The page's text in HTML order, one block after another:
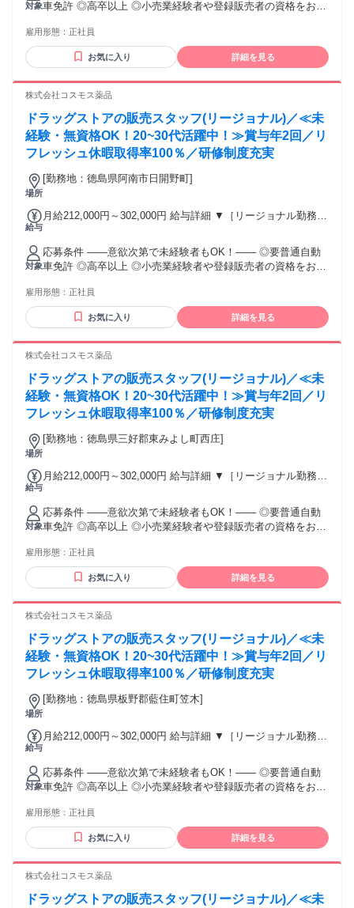
～317,600円 （15ｈ分時間外手当含む。実際の残業時間11
ｈ） ※赴任住宅手当3万円込み（家賃6万円の物件入居の場
344,300円 （29ｈ分時間外手当含む。実際の残業時間16.5ｈ）
※赴任住宅手当3万円込み（家賃6万円の物件入居の場合）
【経験者B】小売業で店長・マネジメント職経験者(登録販売
者)) 309,300円～376,200円 （39ｈ分時間外手当含む。実際の
残業時間22ｈ） ※赴任住宅手当3万円込み（家賃6万円の物件
入居の場合） 勤務形態やエリアによって異なります。 詳細に
ついては【勤務地範囲と給与について】をご確認ください。
対象車免許 ◎高卒以上 ◎小売業経験者や登録販売者の資格をお持
後、資格取得を目指すことも可能。研修や講習会もあり。 ※
同業界からの転職者が増えてきており、入社後活躍に繋がっ
ています。もちろん異業界からの応募や、第二新卒者も含め
雇用形態： 正社員
お気に入り 詳細を見る
株式会社コスモス薬品
ドラッグストアの販売スタッフ(リージョナル)／≪未
経験・無資格OK！20~30代活躍中！≫賞与年2回／リ
フレッシュ休暇取得率100％／研修制度充実
場所
[勤務地：徳島県阿南市日開野町]
給与
月給212,000円～302,000円 給与詳細 ▼［リージョナル勤務］
（残業時間 月2h程度） 247,000円～277,000円 【スキルアッ
プコース】早期キャリアアップを目指したい方向け 271,000円
～317,600円 （15ｈ分時間外手当含む。実際の残業時間11
ｈ） ※赴任住宅手当3万円込み（家賃6万円の物件入居の場
344,300円 （29ｈ分時間外手当含む。実際の残業時間16.5ｈ）
※赴任住宅手当3万円込み（家賃6万円の物件入居の場合）
【経験者B】小売業で店長・マネジメント職経験者(登録販売
者)) 309,300円～376,200円 （39ｈ分時間外手当含む。実際の
残業時間22ｈ） ※赴任住宅手当3万円込み（家賃6万円の物件
入居の場合） 勤務形態やエリアによって異なります。 詳細に
ついては【勤務地範囲と給与について】をご確認ください。
対象
応募条件 ――意欲次第で未経験者もOK！―― ◎要普通自動
車免許 ◎高卒以上 ◎小売業経験者や登録販売者の資格をお持
後、資格取得を目指すことも可能。研修や講習会もあり。 ※
同業界からの転職者が増えてきており、入社後活躍に繋がっ
ています。もちろん異業界からの応募や、第二新卒者も含め
雇用形態： 正社員
お気に入り 詳細を見る
株式会社コスモス薬品
ドラッグストアの販売スタッフ(リージョナル)／≪未
経験・無資格OK！20~30代活躍中！≫賞与年2回／リ
フレッシュ休暇取得率100％／研修制度充実
場所
[勤務地：徳島県三好郡東みよし町西庄]
給与
月給212,000円～302,000円 給与詳細 ▼［リージョナル勤務］
（残業時間 月2h程度） 247,000円～277,000円 【スキルアッ
プコース】早期キャリアアップを目指したい方向け 271,000円
～317,600円 （15ｈ分時間外手当含む。実際の残業時間11
ｈ） ※赴任住宅手当3万円込み（家賃6万円の物件入居の場
344,300円 （29ｈ分時間外手当含む。実際の残業時間16.5ｈ）
※赴任住宅手当3万円込み（家賃6万円の物件入居の場合）
【経験者B】小売業で店長・マネジメント職経験者(登録販売
者)) 309,300円～376,200円 （39ｈ分時間外手当含む。実際の
残業時間22ｈ） ※赴任住宅手当3万円込み（家賃6万円の物件
入居の場合） 勤務形態やエリアによって異なります。 詳細に
ついては【勤務地範囲と給与について】をご確認ください。
対象
応募条件 ――意欲次第で未経験者もOK！―― ◎要普通自動
車免許 ◎高卒以上 ◎小売業経験者や登録販売者の資格をお持
後、資格取得を目指すことも可能。研修や講習会もあり。 ※
同業界からの転職者が増えてきており、入社後活躍に繋がっ
ています。もちろん異業界からの応募や、第二新卒者も含め
雇用形態： 正社員
お気に入り 詳細を見る
株式会社コスモス薬品
ドラッグストアの販売スタッフ(リージョナル)／≪未
経験・無資格OK！20~30代活躍中！≫賞与年2回／リ
フレッシュ休暇取得率100％／研修制度充実
場所
[勤務地：徳島県板野郡藍住町笠木]
給与
月給212,000円～302,000円 給与詳細 ▼［リージョナル勤務］
（残業時間 月2h程度） 247,000円～277,000円 【スキルアッ
プコース】早期キャリアアップを目指したい方向け 271,000円
～317,600円 （15ｈ分時間外手当含む。実際の残業時間11
ｈ） ※赴任住宅手当3万円込み（家賃6万円の物件入居の場
344,300円 （29ｈ分時間外手当含む。実際の残業時間16.5ｈ）
※赴任住宅手当3万円込み（家賃6万円の物件入居の場合）
【経験者B】小売業で店長・マネジメント職経験者(登録販売
者)) 309,300円～376,200円 （39ｈ分時間外手当含む。実際の
残業時間22ｈ） ※赴任住宅手当3万円込み（家賃6万円の物件
対象
応募条件 ――意欲次第で未経験者もOK！―― ◎要普通自動
車免許 ◎高卒以上 ◎小売業経験者や登録販売者の資格をお持
後、資格取得を目指すことも可能。研修や講習会もあり。 ※
同業界からの転職者が増えてきており、入社後活躍に繋がっ
ています。もちろん異業界からの応募や、第二新卒者も含め
雇用形態： 正社員
お気に入り 詳細を見る
株式会社コスモス薬品
ドラッグストアの販売スタッフ(リージョナル)／≪未